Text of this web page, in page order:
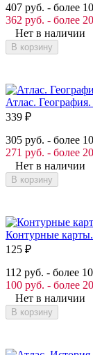
407 руб. - более
362 руб. - более
Нет в наличии
В корзину
Атлас.
339 ₽
305 руб. - более
271 руб. - более
Нет в наличии
В корзину
Контурные
125 ₽
112 руб. - более
100 руб. - более
Нет в наличии
В корзину